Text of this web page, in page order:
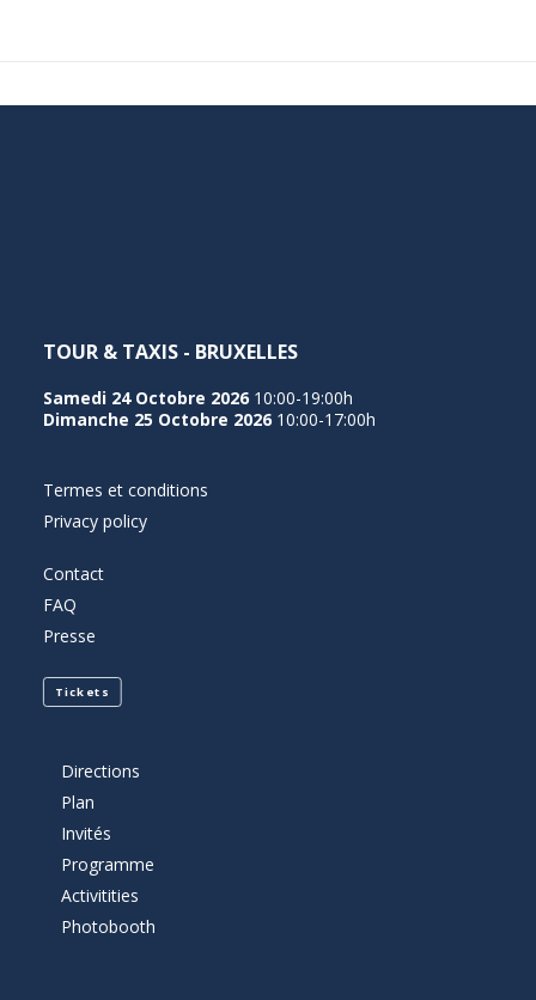
TOUR & TAXIS - BRUXELLES
Samedi 24 Octobre 2026 10:00-19:00h
Dimanche 25 Octobre 2026 10:00-17:00h
Termes et conditions
Privacy policy
Contact
FAQ
Presse
Tickets
Directions
Plan
Invités
Programme
Activitities
Photobooth